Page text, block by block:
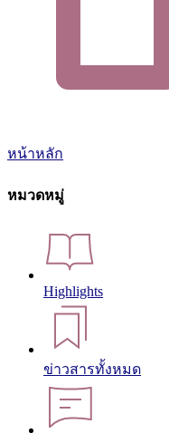
หน้าหลัก
หมวดหมู่
Highlights
ข่าวสารทั้งหมด